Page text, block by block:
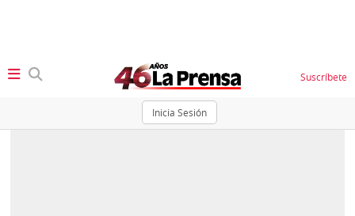
Inicia Sesión
Suscríbete